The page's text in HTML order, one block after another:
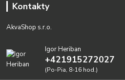
Kontakty
AkvaShop s.r.o.
Igor Heriban
+421915272027
(Po-Pia, 8-16 hod.)